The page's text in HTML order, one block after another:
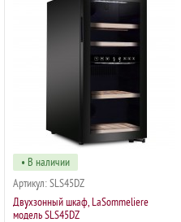
• В наличии
Артикул: SLS45DZ
Двухзонный шкаф, LaSommeliere
модель SLS45DZ